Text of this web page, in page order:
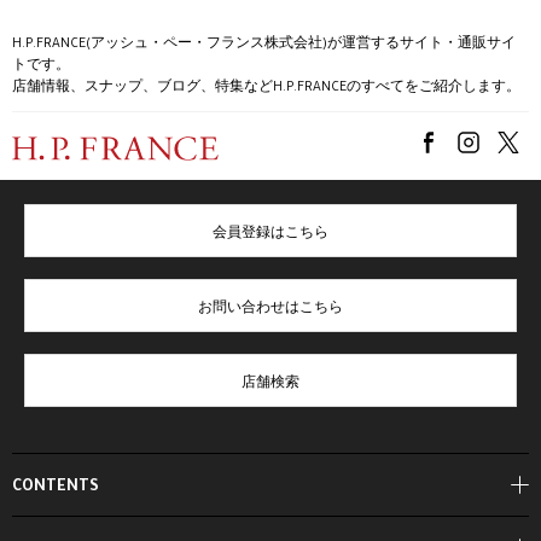
H.P.FRANCE(アッシュ・ペー・フランス株式会社)が運営するサイト・通販サイ
トです。
店舗情報、スナップ、ブログ、特集などH.P.FRANCEのすべてをご紹介します。
CONTENTS
会員登録はこちら
お問い合わせはこちら
店舗検索